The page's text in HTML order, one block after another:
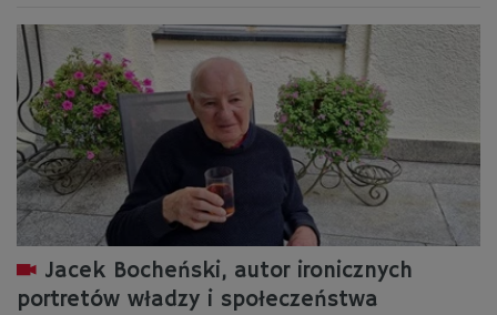
Jacek Bocheński, autor ironicznych
portretów władzy i społeczeństwa